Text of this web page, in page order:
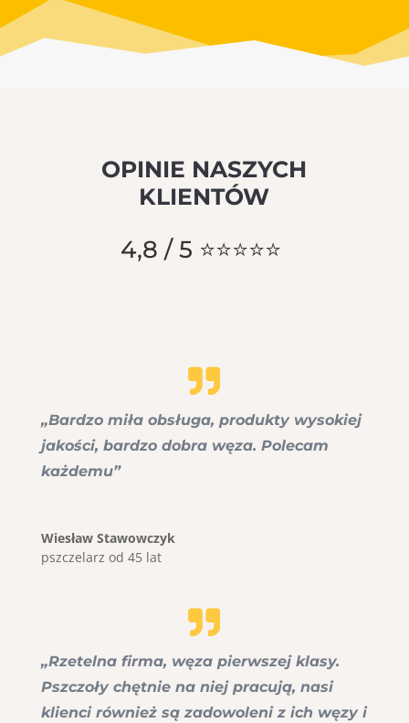
OPINIE NASZYCH
KLIENTÓW
4,8 / 5 ⭐⭐⭐⭐⭐
„Bardzo miła obsługa, produkty wysokiej
jakości, bardzo dobra węza. Polecam
każdemu”
Wiesław Stawowczyk
pszczelarz od 45 lat
„Rzetelna firma, węza pierwszej klasy.
Pszczoły chętnie na niej pracują, nasi
klienci również są zadowoleni z ich węzy i